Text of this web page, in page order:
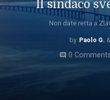
Il sindaco
Non date retta a
Paolo G.
comment0 Comments